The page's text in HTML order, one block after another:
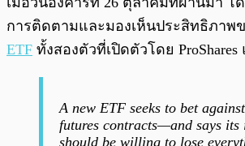
การติดตามและมองเห็นประสิทธิภาพ
ETF ทั้งสองตัวที่เปิดตัวโดย ProShares
A new ETF seeks to bet
futures contracts—and says its
should be willing to lose